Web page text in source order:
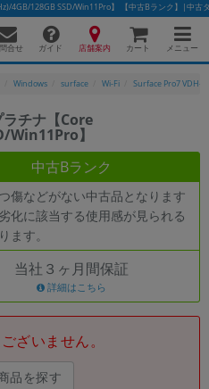
4GB/128GB SSD/Win11Pro】 【中古Bランク】|中古
合せ ガイド 店舗案内 カート メニュー
Windows surface Wi-Fi Surface Pro7 VDH-
チナ【Core
Win11Pro】
中古Bランク
傷などがない中古品となります
化に該当する使用感が見られる
ます。
当社３ヶ月間保証
詳細はこちら
ざいません。
品を探す
に切り替える